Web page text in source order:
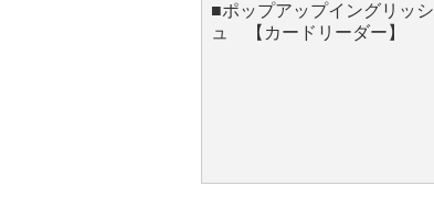
■ポップアップイングリッシ
ュ 【カードリーダー】